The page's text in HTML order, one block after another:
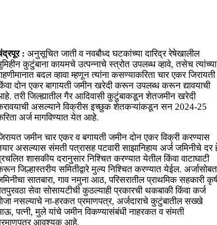
: अनुसूचित जाती व नवबौध्द घटकांच्या दारिद्र रेषेखालील
कुटुंबाना कायमचे उत्पन्नाचे स्त्रोत उपलब्ध व्हावे, तसेच त्यांच्या
बदल व्हावा म्हणून त्यांना कसण्याकरिता चार एकर जिरायती
दोन एकर बागायती जमीन खरेदी करून उपलब्ध करून द्यावयाची
तरी जिल्ह्यातील गैर आदिवासी कुटुंबाकडून शेतजमीन खरेदी
असल्याने विक्रीस इच्छुक शेतकऱ्यांकडून सन 2024-25
अर्ज मागविण्यात येत आहे.
जमीन चार एकर व बगायती जमीन दोन एकर विक्री करण्यास
असल्यास संमती पत्रासह पटवारी साझानिहाय अर्ज जमिनीचे दर
शासकीय दरानुसार निश्चित करण्यात येतील किंवा वाटाघाटी
जिल्हास्तरीय समितीद्वारे मुल्य निश्चित करण्यात येईल. अर्जासोबत
सातबारा, गाव नमुना आठ, परिसरातील प्राथमिक सहकारी
सेवा सोसायटीची कुठल्याही प्रकारची थकबाकी किंवा कर्ज
नसल्याचे ना-हरकत प्रमाणपत्र, अर्जदाराचे कुटुंबातील सख्खे
पत्नी, मुले यांचे जमीन विकण्यासंबंधी नाहरकत व संमती
आवश्यक आहे.